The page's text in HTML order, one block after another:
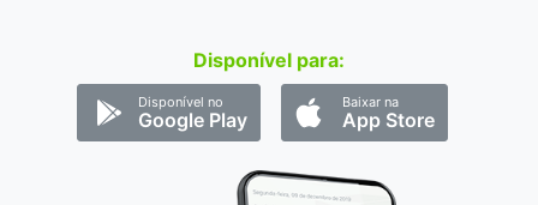
Disponível para:
Disponível no
Google Play
Baixar na
App Store